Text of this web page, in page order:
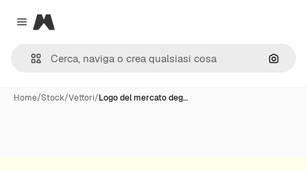
Close menu
Magnific
Cerca
Home/Stock/Vettori/Logo del mercato deg…